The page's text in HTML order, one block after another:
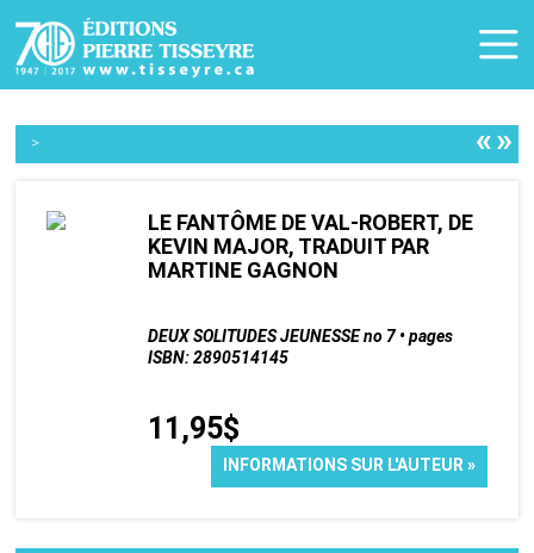
> «»
LE FANTÔME DE VAL-ROBERT, DE
KEVIN MAJOR, TRADUIT PAR
MARTINE GAGNON
DEUX SOLITUDES JEUNESSE no 7 • pages
ISBN: 2890514145
11,95$
INFORMATIONS SUR L'AUTEUR »